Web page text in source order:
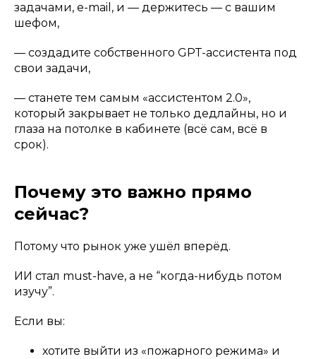
задачами, e-mail, и — держитесь — с вашим
шефом,
— создадите собственного GPT-ассистента под
свои задачи,
— станете тем самым «ассистентом 2.0»,
который закрывает не только дедлайны, но и
глаза на потолке в кабинете (всё сам, всё в
срок).
Почему это важно прямо
сейчас?
Потому что рынок уже ушёл вперёд.
ИИ стал must-have, а не “когда-нибудь потом
изучу”.
Если вы:
хотите выйти из «пожарного режима» и